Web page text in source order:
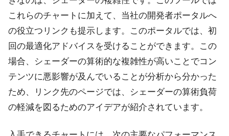
これらのチャートに加えて、当社の開発者ポータルへ
の役立つリンクも提示します。このポータルでは、初
回の最適化アドバイスを受けることができます。この
場合、シェーダーの算術的な複雑性が高いことでコン
テンツに悪影響が及んでいることが分析から分かった
ため、リンク先のページでは、シェーダーの算術負荷
の軽減を図るためのアイデアが紹介されています。